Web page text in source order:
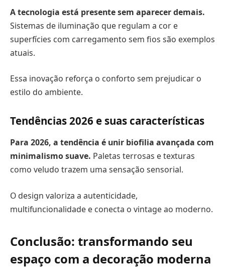
A tecnologia está presente sem aparecer demais.
Sistemas de iluminação que regulam a cor e
superfícies com carregamento sem fios são exemplos
atuais.
Essa inovação reforça o conforto sem prejudicar o
estilo do ambiente.
Tendências 2026 e suas características
Para 2026, a tendência é unir biofilia avançada com
minimalismo suave. Paletas terrosas e texturas
como veludo trazem uma sensação sensorial.
O design valoriza a autenticidade,
multifuncionalidade e conecta o vintage ao moderno.
Conclusão: transformando seu
espaço com a decoração moderna